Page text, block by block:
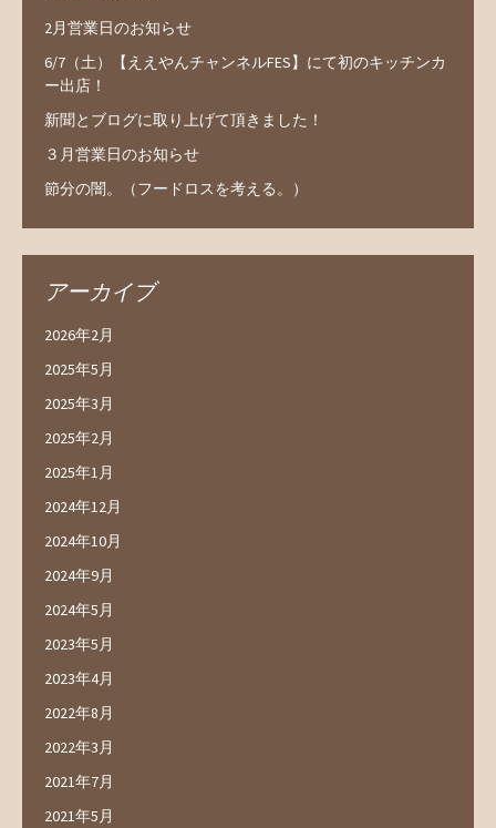
2月営業日のお知らせ
6/7（土）【ええやんチャンネルFES】にて初のキッチンカ
ー出店！
新聞とブログに取り上げて頂きました！
３月営業日のお知らせ
節分の闇。（フードロスを考える。）
アーカイブ
2026年2月
2025年5月
2025年3月
2025年2月
2025年1月
2024年12月
2024年10月
2024年9月
2024年5月
2023年5月
2023年4月
2022年8月
2022年3月
2021年7月
2021年5月